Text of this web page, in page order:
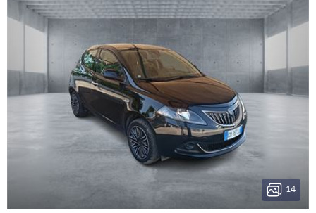
14